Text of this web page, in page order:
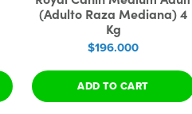
(Adulto Raza Mediana) 4
Kg
$196.000
ADD TO CART